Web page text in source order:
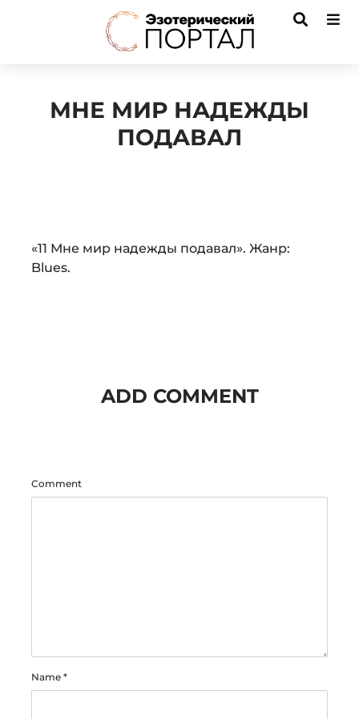
МНЕ МИР НАДЕЖДЫ
ПОДАВАЛ
Audio
Player
«11 Мне мир надежды подавал». Жанр:
Blues.
ADD COMMENT
Comment
Name *